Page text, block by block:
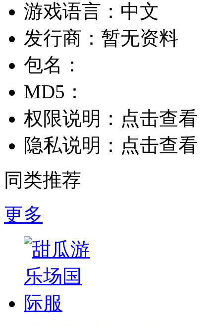
游戏语言： 中文
发行商： 暂无资料
包名：
MD5：
权限说明： 点击查看
隐私说明： 点击查看
同类推荐
更多